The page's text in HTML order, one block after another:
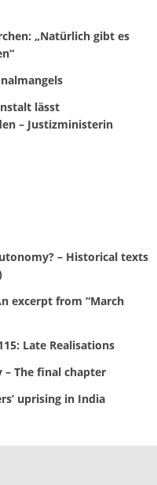
„Natürlich gibt es
lässt
– Justizministerin
– Historical texts
excerpt from “March
Late Realisations
The final chapter
uprising in India